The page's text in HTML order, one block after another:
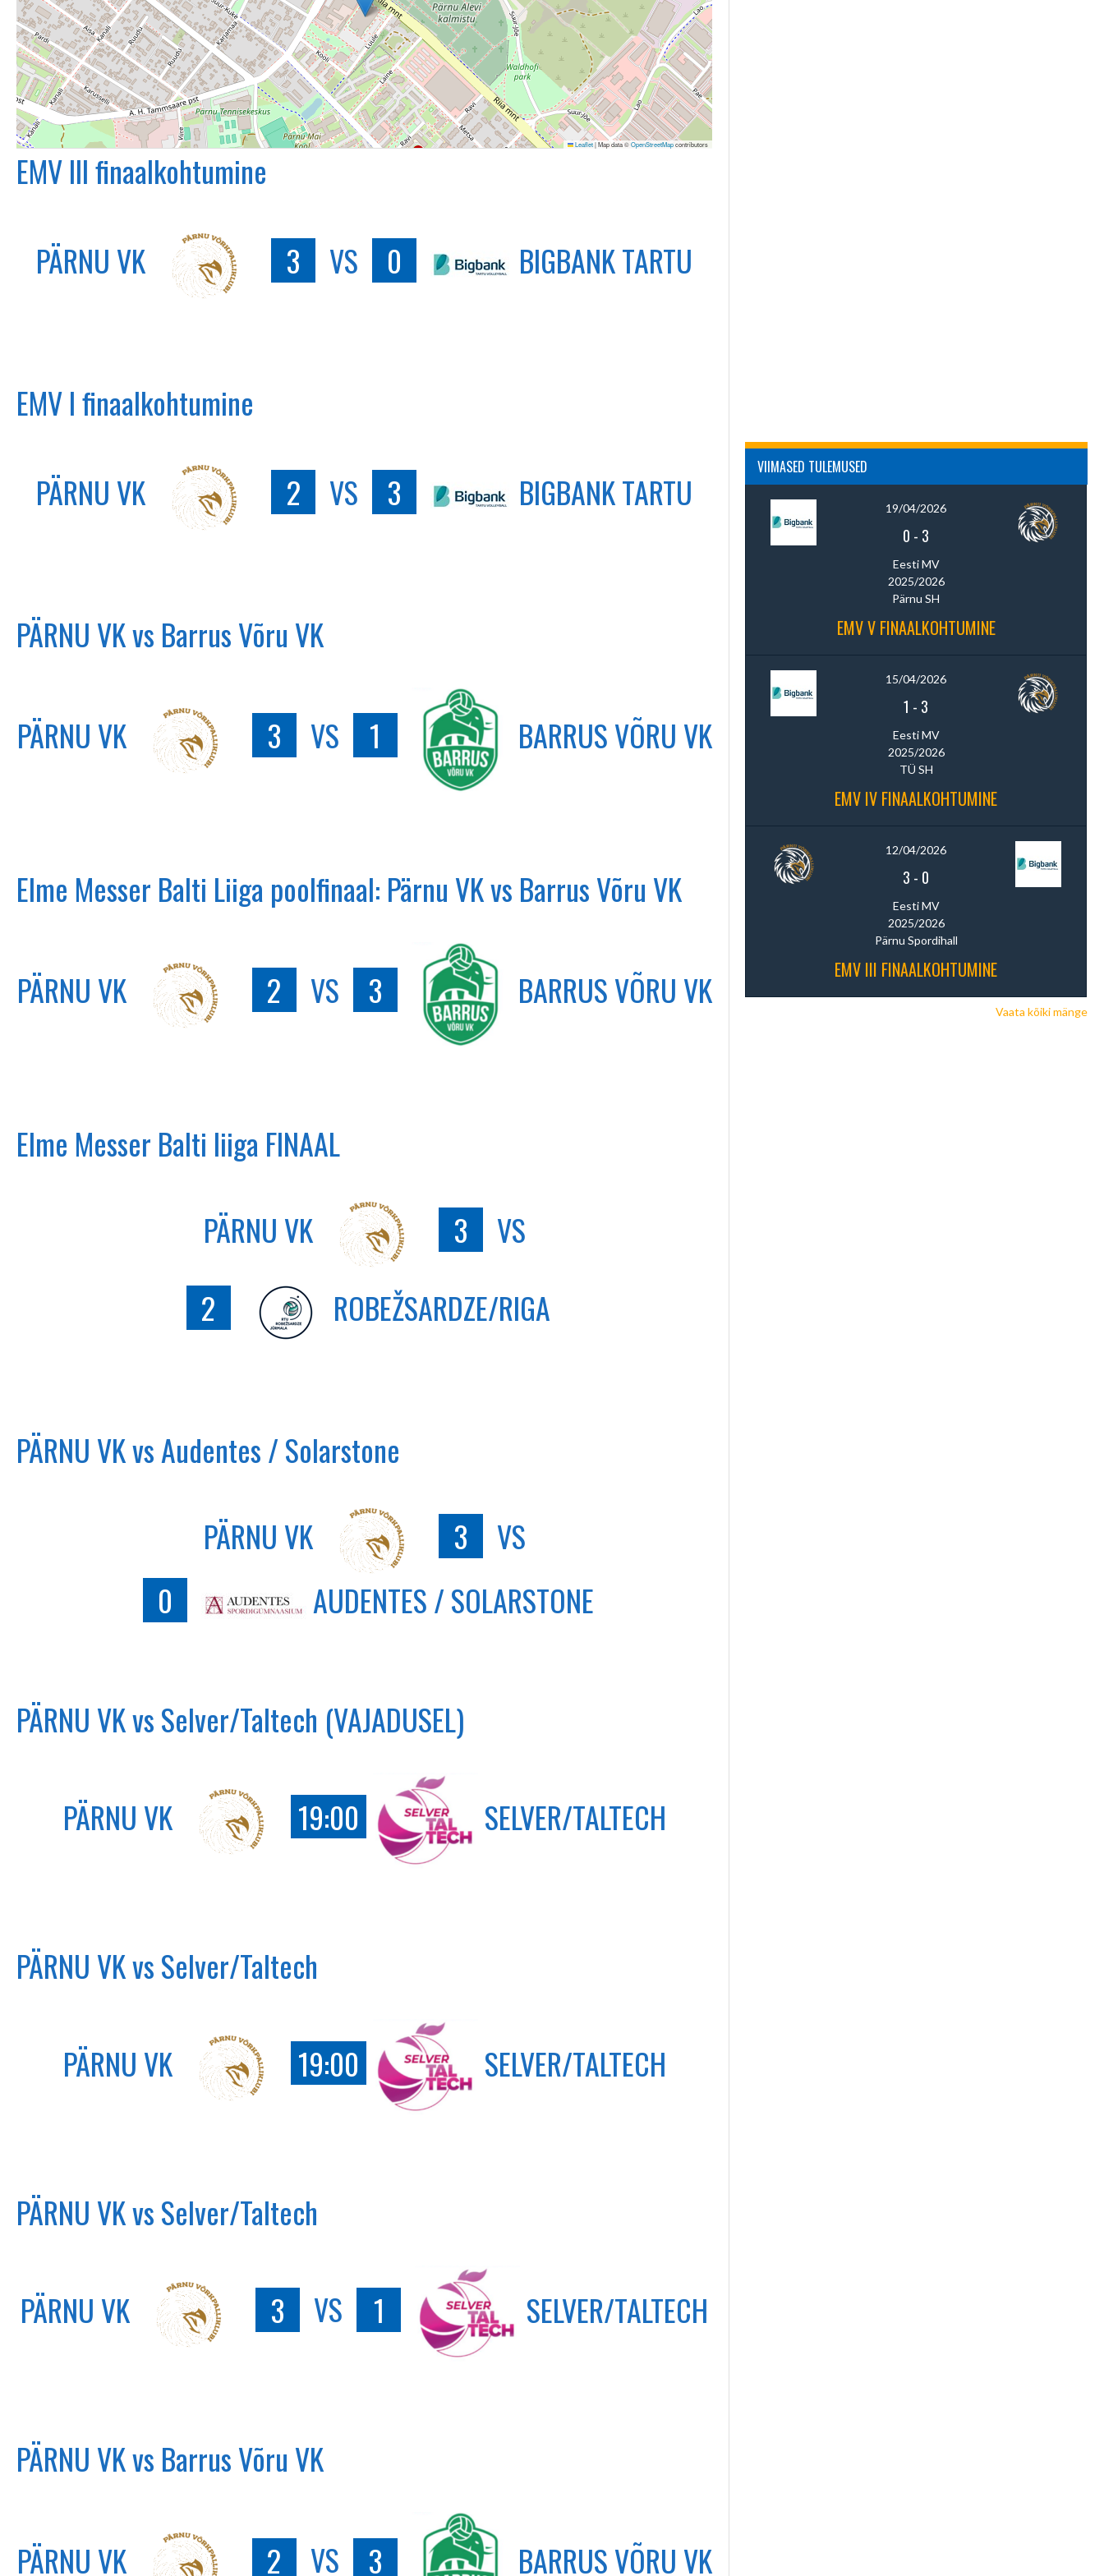
Leaflet|Map data ©OpenStreetMapcontributors
EMV III finaalkohtumine
PÄRNU VK 3 VS 0 BIGBANK TARTU
EMV I finaalkohtumine
PÄRNU VK 2 VS 3 BIGBANK TARTU
PÄRNU VK vs Barrus Võru VK
PÄRNU VK 3 VS 1 BARRUS VÕRU VK
Elme Messer Balti Liiga poolfinaal: Pärnu VK vs Barrus Võru VK
PÄRNU VK 2 VS 3 BARRUS VÕRU VK
Elme Messer Balti liiga FINAAL
PÄRNU VK
3
VS
2
ROBEŽSARDZE/RIGA
PÄRNU VK vs Audentes / Solarstone
PÄRNU VK
3
VS
0
AUDENTES / SOLARSTONE
PÄRNU VK vs Selver/Taltech (VAJADUSEL)
PÄRNU VK 19:00 SELVER/TALTECH
PÄRNU VK vs Selver/Taltech
PÄRNU VK 19:00 SELVER/TALTECH
PÄRNU VK vs Selver/Taltech
PÄRNU VK 3 VS 1 SELVER/TALTECH
PÄRNU VK vs Barrus Võru VK
PÄRNU VK 2 VS 3 BARRUS VÕRU VK
VIIMASED TULEMUSED
19/04/2026
0 - 3
Eesti MV
2025/2026
Pärnu SH
EMV V FINAALKOHTUMINE
15/04/2026
1 - 3
Eesti MV
2025/2026
TÜ SH
EMV IV FINAALKOHTUMINE
12/04/2026
3 - 0
Eesti MV
2025/2026
Pärnu Spordihall
EMV III FINAALKOHTUMINE
Vaata kõiki mänge